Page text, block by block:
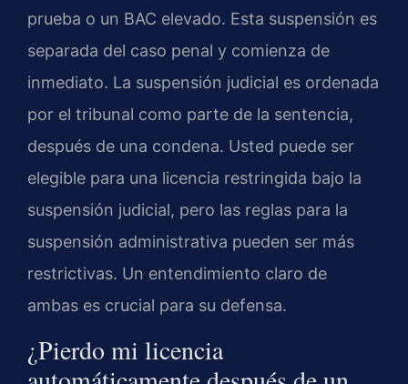
prueba o un BAC elevado. Esta suspensión es
separada del caso penal y comienza de
inmediato. La suspensión judicial es ordenada
por el tribunal como parte de la sentencia,
después de una condena. Usted puede ser
elegible para una licencia restringida bajo la
suspensión judicial, pero las reglas para la
suspensión administrativa pueden ser más
restrictivas. Un entendimiento claro de
ambas es crucial para su defensa.
¿Pierdo mi licencia